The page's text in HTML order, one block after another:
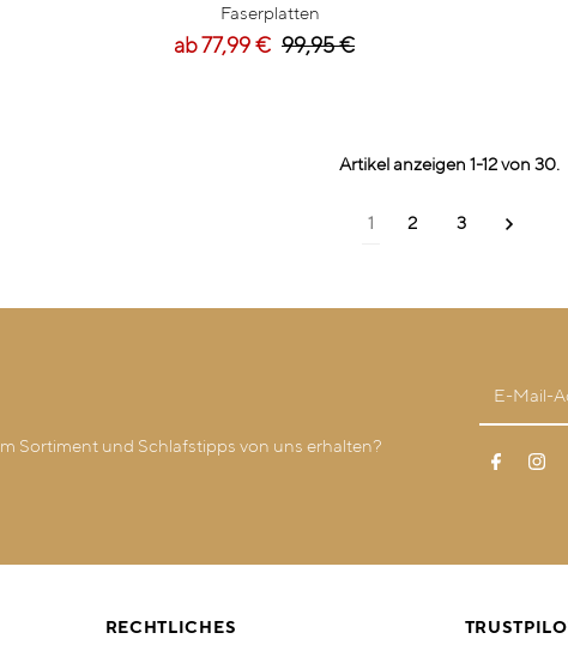
Faserplatten
ab 77,99 € 99,95 €
Artikel anzeigen 1-12 von 30.
1 2 3
Sortiment und Schlafstipps von uns erhalten?
RECHTLICHES